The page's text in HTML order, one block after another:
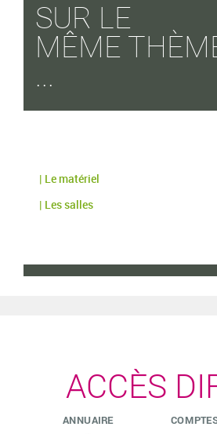
SUR LE
MÊME
...
| Le matériel
| Les salles
ACCÈS
ANNUAIRE